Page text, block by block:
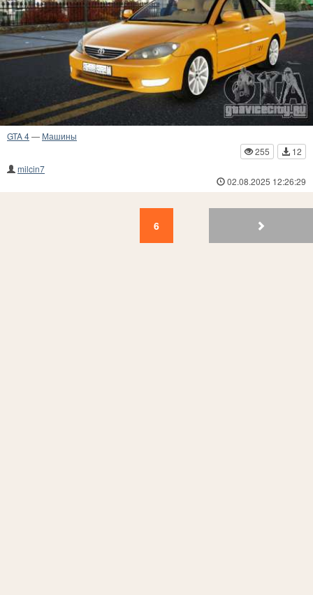
GTA 4— Машины
255
12
milcin7
02.08.2025 12:26:29
2 1
6